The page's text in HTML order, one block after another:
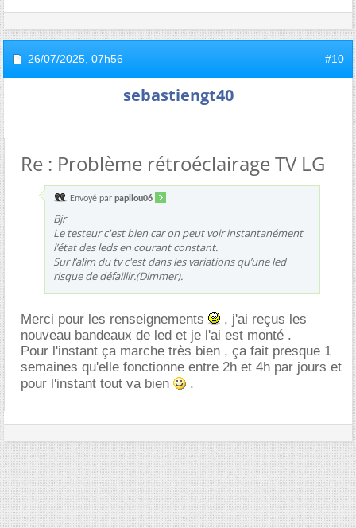
26/07/2025, 07h56 #10
sebastiengt40
Re : Problème rétroéclairage TV LG
Envoyé par papilou06
Bjr
Le testeur c'est bien car on peut voir instantanément
l’état des leds en courant constant.
Sur l’alim du tv c'est dans les variations qu’une led
risque de défaillir.(Dimmer).
Merci pour les renseignements
, j'ai reçus les
nouveau bandeaux de led et je l'ai est monté .
Pour l'instant ça marche très bien , ça fait presque 1
semaines qu'elle fonctionne entre 2h et 4h par jours et
pour l'instant tout va bien
.